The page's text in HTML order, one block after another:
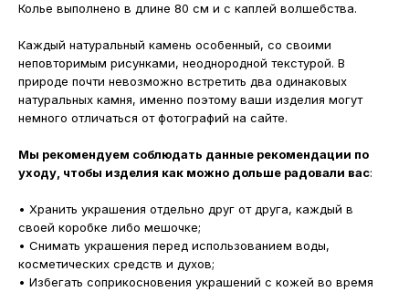
Колье выполнено в длине 80 см и c каплей волшебства.
Каждый натуральный камень особенный, со своими
неповторимым рисунками, неоднородной текстурой. В
природе почти невозможно встретить два одинаковых
натуральных камня, именно поэтому ваши изделия могут
немного отличаться от фотографий на сайте.
Мы рекомендуем соблюдать данные рекомендации по
уходу, чтобы изделия как можно дольше радовали вас:
• Хранить украшения отдельно друг от друга, каждый в
своей коробке либо мешочке;
• Снимать украшения перед использованием воды,
косметических средств и духов;
• Избегать соприкосновения украшений с кожей во время